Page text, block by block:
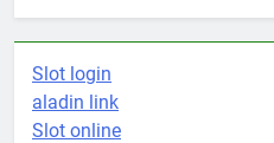
Slot login
aladin link
Slot online